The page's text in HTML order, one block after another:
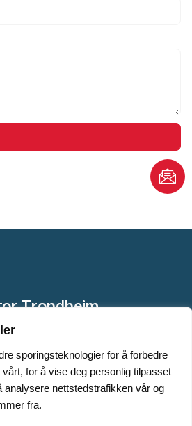
sporingsteknologier for å forbedre
for å vise deg personlig tilpasset
analysere nettstedstrafikken vår og
fra.
Trondheim
7, 7069 Trondheim